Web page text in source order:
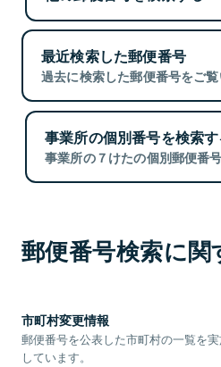
最近検索した郵便番号
過去に検索した郵便番号をご覧
事業所の個別番号を検索す
事業所の７けたの個別郵便番
郵便番号検索に関
市町村変更情報
郵便番号を公表した市町村の一覧を
しています。